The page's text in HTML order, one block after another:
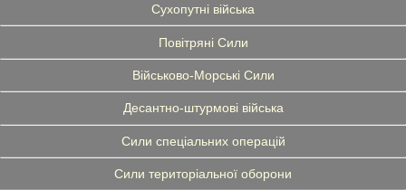
Сухопутні війська
Повітряні Сили
Військово-Морські Сили
Десантно-штурмові війська
Сили спеціальних операцій
Сили територіальної оборони